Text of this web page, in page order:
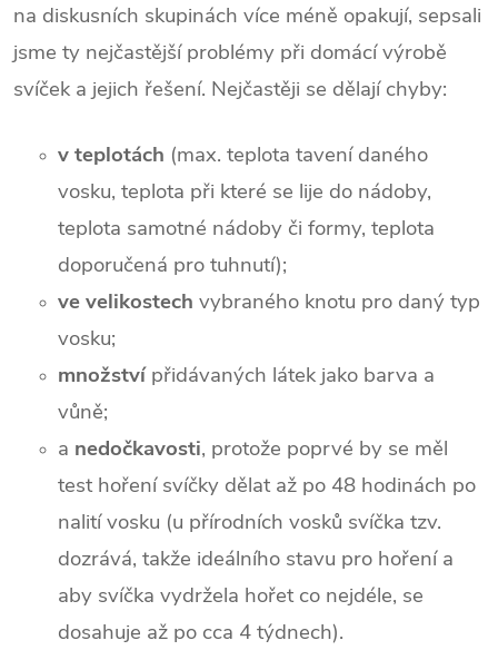
na diskusních skupinách více méně opakují, sepsali
jsme ty nejčastější problémy při domácí výrobě
svíček a jejich řešení. Nejčastěji se dělají chyby:
v teplotách (max. teplota tavení daného
vosku, teplota při které se lije do nádoby,
teplota samotné nádoby či formy, teplota
doporučená pro tuhnutí);
ve velikostech vybraného knotu pro daný typ
vosku;
množstvípřidávaných látek jako barva a
vůně;
a nedočkavosti, protože poprvé by se měl
test hoření svíčky dělat až po 48 hodinách po
nalití vosku (u přírodních vosků svíčka tzv.
dozrává, takže ideálního stavu pro hoření a
aby svíčka vydržela hořet co nejdéle, se
dosahuje až po cca 4 týdnech).